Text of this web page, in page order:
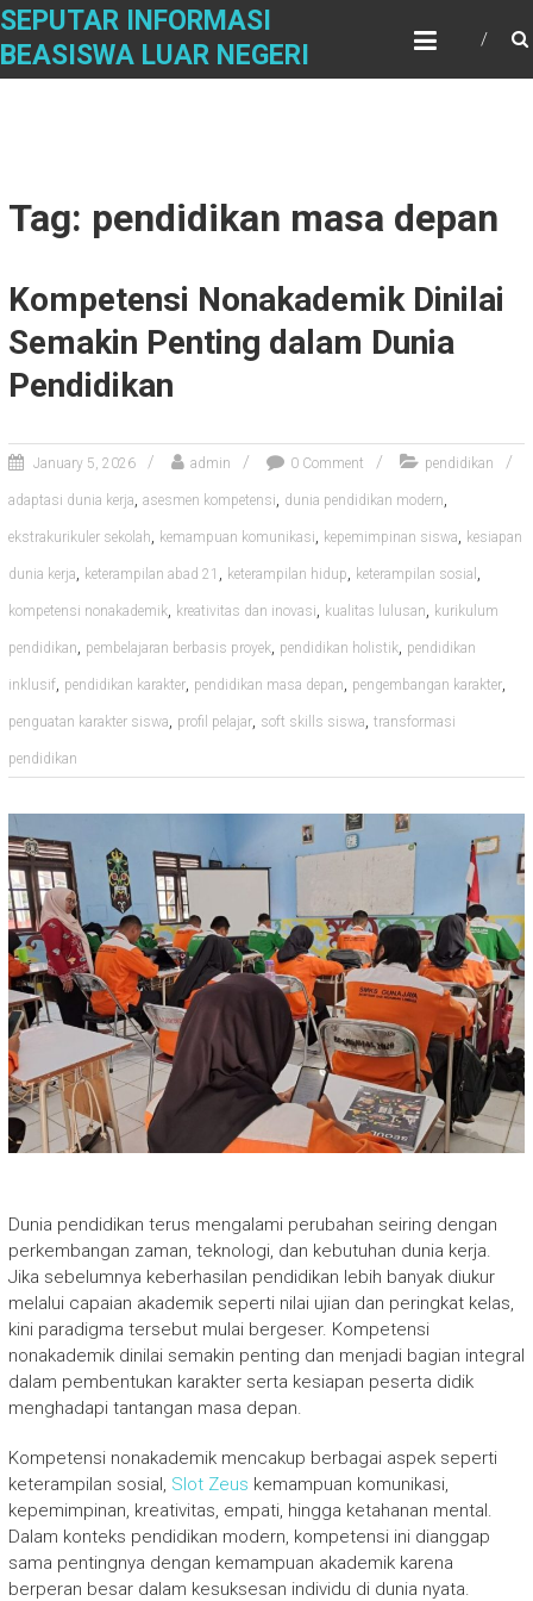
Skip
content
SEPUTAR INFORMASI
BEASISWA LUAR NEGERI
Tag: pendidikan masa depan
Kompetensi Nonakademik Dinilai
Semakin Penting dalam Dunia
Pendidikan
January 5, 2026 admin 0 Comment pendidikan
adaptasi dunia kerja, asesmen kompetensi, dunia pendidikan modern,
ekstrakurikuler sekolah, kemampuan komunikasi, kepemimpinan siswa, kesiapan
dunia kerja, keterampilan abad 21 , keterampilan hidup, keterampilan sosial ,
kompetensi nonakademik, kreativitas dan inovasi, kualitas lulusan, kurikulum
pendidikan, pembelajaran berbasis proyek, pendidikan holistik, pendidikan
inklusif, pendidikan karakter, pendidikan masa depan, pengembangan karakter,
penguatan karakter siswa, profil pelajar, soft skills siswa, transformasi
pendidikan
Dunia pendidikan terus mengalami perubahan seiring dengan
perkembangan zaman, teknologi, dan kebutuhan dunia kerja.
Jika sebelumnya keberhasilan pendidikan lebih banyak diukur
melalui capaian akademik seperti nilai ujian dan peringkat kelas,
kini paradigma tersebut mulai bergeser. Kompetensi
nonakademik dinilai semakin penting dan menjadi bagian integral
dalam pembentukan karakter serta kesiapan peserta didik
menghadapi tantangan masa depan.
Kompetensi nonakademik mencakup berbagai aspek seperti
keterampilan sosial, Slot Zeus kemampuan komunikasi,
kepemimpinan, kreativitas, empati, hingga ketahanan mental.
Dalam konteks pendidikan modern, kompetensi ini dianggap
sama pentingnya dengan kemampuan akademik karena
berperan besar dalam kesuksesan individu di dunia nyata.